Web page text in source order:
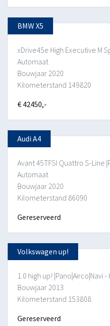
BMW X5
xDrive45e High Executive M
Automaat
Bouwjaar 2020
Kilometerstand 149820
€ 42450,-
Audi A4
Avant 45TFSI Quattro S-Line
Automaat
Bouwjaar 2020
Kilometerstand 86090
Gereserveerd
Volkswagen up!
1.0 high up! |Pano|Airco|Navi
Bouwjaar 2013
Kilometerstand 153808
Gereserveerd